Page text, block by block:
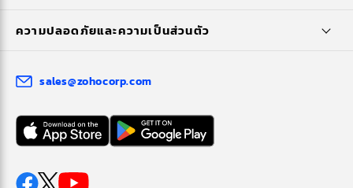
ความปลอดภัยและความเป็นส่วนตัว
sales@zohocorp.com